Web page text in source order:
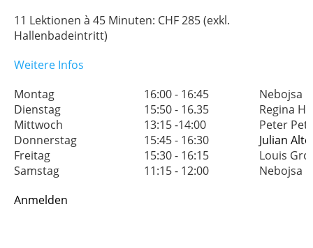
11 Lektionen à 45 Minuten: CHF 285 (exkl.
Hallenbadeintritt)
Weitere Infos
Montag 16:00 - 16:45
Dienstag
15:50 - 16.35
Regina
Mittwoch
13:15 -14:00
Peter
Donnerstag
15:45 - 16:30
Julian
Freitag
15:30 - 16:15
Louis
Samstag
11:15 - 12:00
Anmelden